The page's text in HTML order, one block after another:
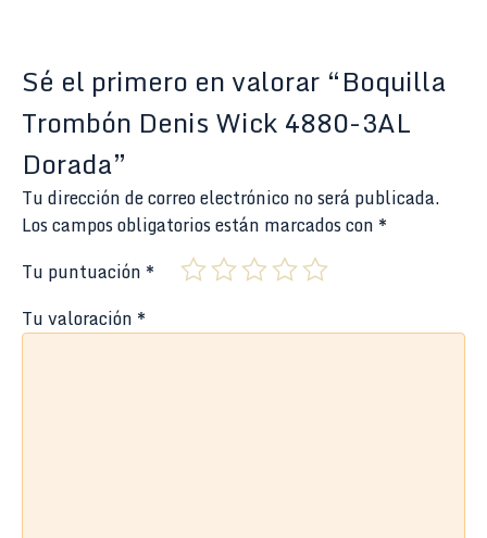
Sé el primero en valorar “Boquilla
Trombón Denis Wick 4880-3AL
Dorada”
Tu dirección de correo electrónico no será publicada.
Los campos obligatorios están marcados con *
Tu puntuación *
Tu valoración *